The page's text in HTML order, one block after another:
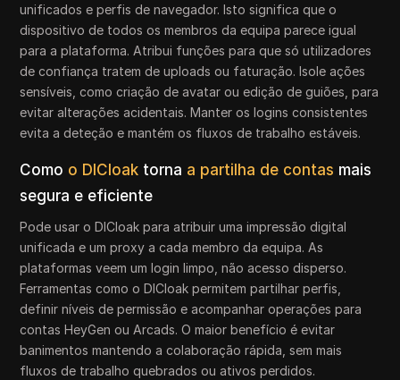
unificados e perfis de navegador. Isto significa que o
dispositivo de todos os membros da equipa parece igual
para a plataforma. Atribui funções para que só utilizadores
de confiança tratem de uploads ou faturação. Isole ações
sensíveis, como criação de avatar ou edição de guiões, para
evitar alterações acidentais. Manter os logins consistentes
evita a deteção e mantém os fluxos de trabalho estáveis.
Como o DICloak torna a partilha de contas mais
segura e eficiente
Pode usar o DICloak para atribuir uma impressão digital
unificada e um proxy a cada membro da equipa. As
plataformas veem um login limpo, não acesso disperso.
Ferramentas como o DICloak permitem partilhar perfis,
definir níveis de permissão e acompanhar operações para
contas HeyGen ou Arcads. O maior benefício é evitar
banimentos mantendo a colaboração rápida, sem mais
fluxos de trabalho quebrados ou ativos perdidos.